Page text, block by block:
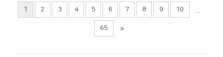
1 2 3 4 5 6 7 8 9 10
65